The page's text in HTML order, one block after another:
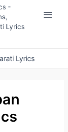
-
Lyrics
Lyrics